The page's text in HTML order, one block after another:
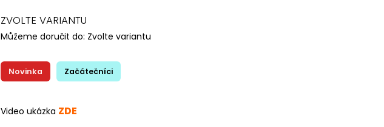
Novinka Začátečníci
Video ukázka ZDE
ZVOLTE VARIANTU
Můžeme doručit do: Zvolte variantu